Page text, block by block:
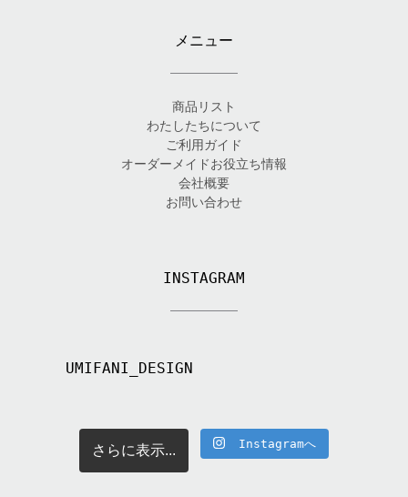
メニュー
商品リスト
わたしたちについて
ご利用ガイド
オーダーメイドお役立ち情報
会社概要
お問い合わせ
INSTAGRAM
UMIFANI_DESIGN
さらに表示... Instagramへ